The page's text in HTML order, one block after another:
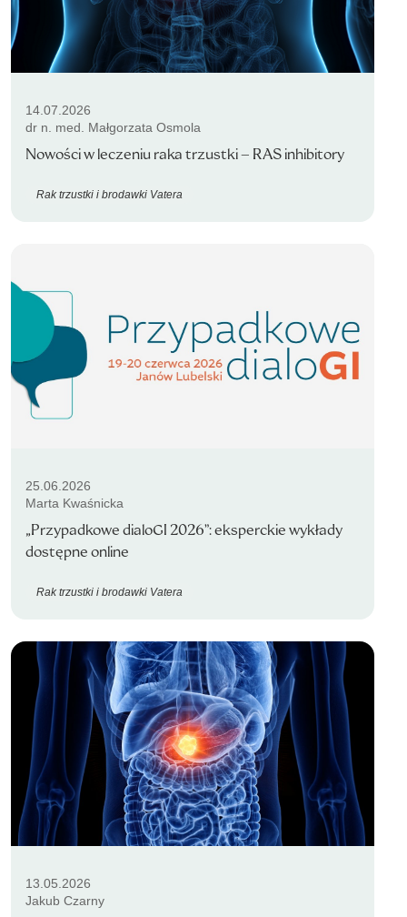
14.07.2026
dr n. med. Małgorzata Osmola
Nowości w leczeniu raka trzustki – RAS inhibitory
Rak trzustki i brodawki Vatera
25.06.2026
Marta Kwaśnicka
„Przypadkowe dialoGI 2026”: eksperckie wykłady
dostępne online
Rak trzustki i brodawki Vatera
13.05.2026
Jakub Czarny